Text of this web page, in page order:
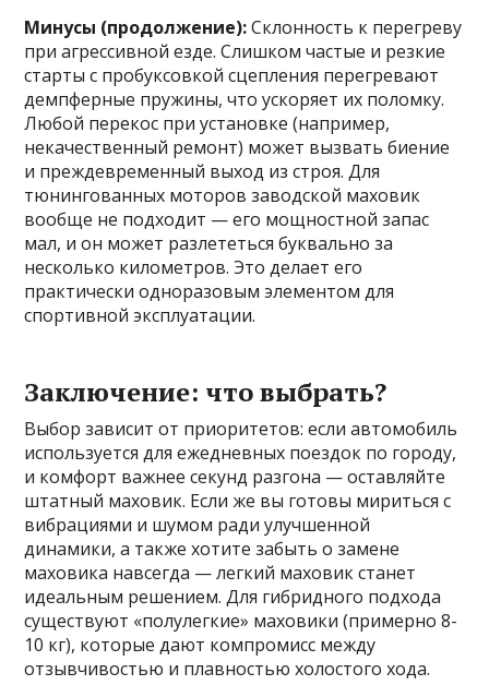
Минусы (продолжение):Склонность к перегреву
при агрессивной езде. Слишком частые и резкие
старты с пробуксовкой сцепления перегревают
демпферные пружины, что ускоряет их поломку.
Любой перекос при установке (например,
некачественный ремонт) может вызвать биение
и преждевременный выход из строя. Для
тюнингованных моторов заводской маховик
вообще не подходит — его мощностной запас
мал, и он может разлететься буквально за
несколько километров. Это делает его
практически одноразовым элементом для
спортивной эксплуатации.
Заключение: что выбрать?
Выбор зависит от приоритетов: если автомобиль
используется для ежедневных поездок по городу,
и комфорт важнее секунд разгона — оставляйте
штатный маховик. Если же вы готовы мириться с
вибрациями и шумом ради улучшенной
динамики, а также хотите забыть о замене
маховика навсегда — легкий маховик станет
идеальным решением. Для гибридного подхода
существуют «полулегкие» маховики (примерно 8-
10 кг), которые дают компромисс между
отзывчивостью и плавностью холостого хода.